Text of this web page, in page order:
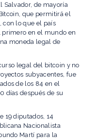
Salvador, de mayoría
que permitirá el
con lo que el país
primero en el mundo en
moneda legal de
legal del bitcoin y no
subyacentes, fue
de los 84 en el
días después de su
19 diputados, 14
Nacionalista
Martí para la